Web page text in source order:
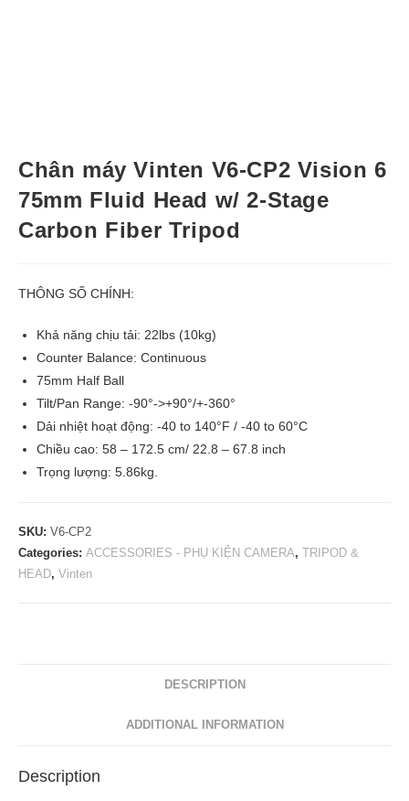
Chân máy Vinten V6-CP2 Vision 6
75mm Fluid Head w/ 2-Stage
Carbon Fiber Tripod
THÔNG SỐ CHÍNH:
Khả năng chịu tải: 22lbs (10kg)
Counter Balance: Continuous
75mm Half Ball
Tilt/Pan Range: -90°->+90°/+-360°
Dải nhiệt hoạt động: -40 to 140°F / -40 to 60°C
Chiều cao: 58 – 172.5 cm/ 22.8 – 67.8 inch
Trọng lượng: 5.86kg
SKU: V6-CP2
Categories: ACCESSORIES - PHỤ KIỆN CAMERA, TRIPOD &
HEAD, Vinten
DESCRIPTION
ADDITIONAL INFORMATION
Description